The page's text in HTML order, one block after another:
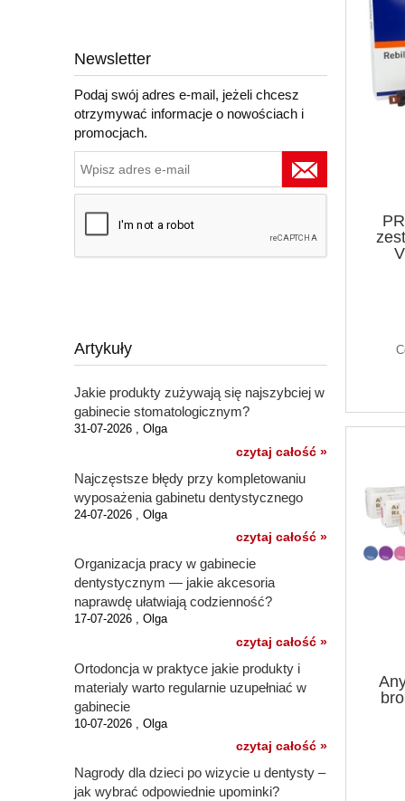
Newsletter
Podaj swój adres e-mail, jeżeli chcesz
otrzymywać informacje o nowościach i
promocjach.
Artykuły
Jakie produkty zużywają się najszybciej w
gabinecie stomatologicznym?
31-07-2026 , Olga
czytaj całość »
Najczęstsze błędy przy kompletowaniu
wyposażenia gabinetu dentystycznego
24-07-2026 , Olga
czytaj całość »
Organizacja pracy w gabinecie
dentystycznym — jakie akcesoria
naprawdę ułatwiają codzienność?
17-07-2026 , Olga
czytaj całość »
Ortodoncja w praktyce jakie produkty i
materialy warto regularnie uzupełniać w
gabinecie
10-07-2026 , Olga
czytaj całość »
Nagrody dla dzieci po wizycie u dentysty –
jak wybrać odpowiednie upominki?